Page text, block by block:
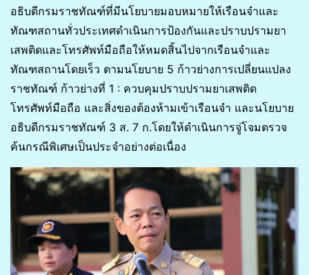
อธิบดีกรมราชทัณฑ์ที่มีนโยบายมอบหมายให้เรือนจำและ
ทัณฑสถานทั่วประเทศดำเนินการป้องกันและปราบปรามยา
เสพติดและโทรศัพท์มือถือให้หมดสิ้นไปจากเรือนจำและ
ทัณฑสถานโดยเร็ว ตามนโยบาย 5 ก้าวย่างการเปลี่ยนแปลง
ราชทัณฑ์ ก้าวย่างที่ 1 : ควบคุมปราบปรามยาเสพติด
โทรศัพท์มือถือ และสิ่งของต้องห้ามเข้าเรือนจำ และนโยบาย
อธิบดีกรมราชทัณฑ์ 3 ส. 7 ก.โดยให้ดำเนินการจู่โจมตรวจ
ค้นกรณีพิเศษเป็นประจำอย่างต่อเนื่อง